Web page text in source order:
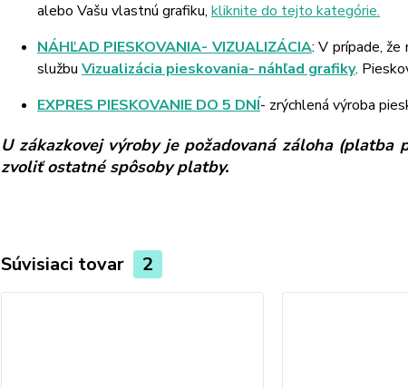
alebo Vašu vlastnú grafiku, kliknite do tejto kategórie.
NÁHĽAD PIESKOVANIA- VIZUALIZÁCIA: V prípade,
službu Vizualizácia pieskovania- náhľad grafiky.
EXPRES PIESKOVANIE DO 5 DNÍ- zrýchlená výroba
U zákazkovej výroby je požadovaná záloha
zvoliť ostatné spôsoby platby.
Súvisiaci tovar 2